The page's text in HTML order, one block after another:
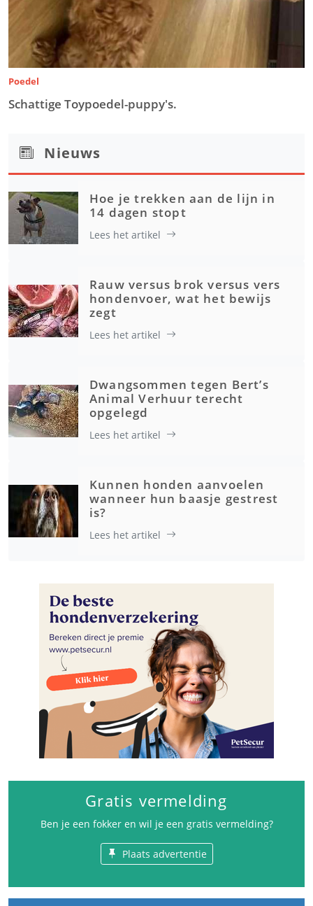
Poedel
Schattige Toypoedel-puppy's.
Nieuws
Hoe je trekken aan de lijn in
14 dagen stopt
Lees het artikel
Rauw versus brok versus vers
hondenvoer, wat het bewijs
zegt
Lees het artikel
Dwangsommen tegen Bert’s
Animal Verhuur terecht
opgelegd
Lees het artikel
Kunnen honden aanvoelen
wanneer hun baasje gestrest
is?
Lees het artikel
Gratis vermelding
Ben je een fokker en wil je een gratis vermelding?
Plaats advertentie